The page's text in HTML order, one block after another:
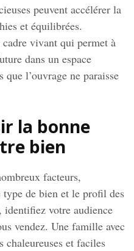
peuvent accélérer la
et équilibrées.
vivant qui permet à
dans un espace
que l’ouvrage ne paraisse
la bonne
bien
facteurs,
type de bien et le profil des
identifiez votre audience
vendez. Une famille avec
chaleureuses et faciles